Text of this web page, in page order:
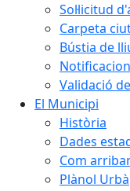
Sol·licitud
Carpeta
Bústia de
Validació
El Municipi
Història
Dades
Com
Plànol Urbà